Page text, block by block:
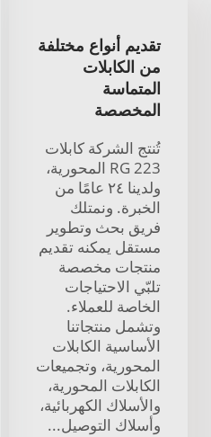
تقديم أنواع مختلفة
من الكابلات
المتماسة
المخصصة
تُنتج الشركة كابلات
RG 223 المحورية،
ولدينا ٢٤ عامًا من
الخبرة. ونمتلك
فريق بحث وتطوير
مستقل يمكنه تقديم
منتجات مخصصة
تلبّي الاحتياجات
الخاصة للعملاء.
وتشمل منتجاتنا
الأساسية الكابلات
المحورية، وتجميعات
الكابلات المحورية،
والأسلاك الكهربائية،
وأسلاك التوصيل...